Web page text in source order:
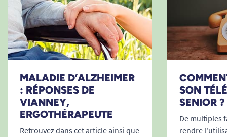
MALADIE D’ALZHEIMER
: RÉPONSES DE
VIANNEY,
ERGOTHÉRAPEUTE
Retrouvez dans cet article ainsi que
SON
SENIOR ?
De multiples
rendre